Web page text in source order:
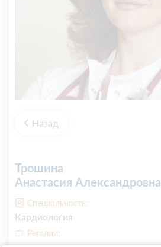
Назад
Трошина
Анастасия Александровна
Специальность:
Кардиология
Регалии: